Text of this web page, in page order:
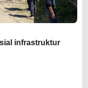
infrastruktur